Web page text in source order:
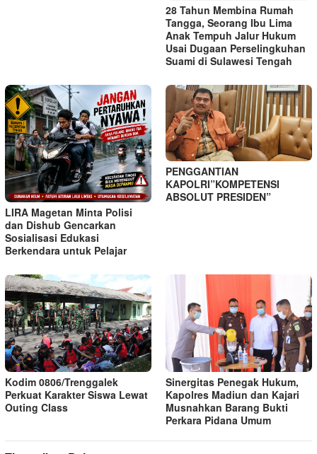
28 Tahun Membina Rumah
Tangga, Seorang Ibu Lima
Anak Tempuh Jalur Hukum
Usai Dugaan Perselingkuhan
Suami di Sulawesi Tengah
LIRA Magetan Minta Polisi
dan Dishub Gencarkan
Sosialisasi Edukasi
Berkendara untuk Pelajar
PENGGANTIAN
KAPOLRI”KOMPETENSI
ABSOLUT PRESIDEN”
Kodim 0806/Trenggalek
Perkuat Karakter Siswa Lewat
Outing Class
Sinergitas Penegak Hukum,
Kapolres Madiun dan Kajari
Musnahkan Barang Bukti
Perkara Pidana Umum